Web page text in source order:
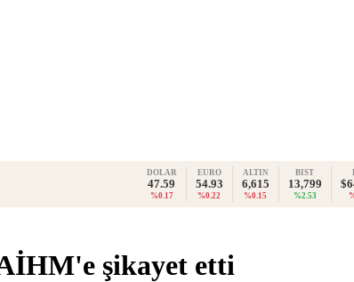
DOLAR
47.59
%0.17
EURO
54.93
%0.22
ALTIN
6,615
%0.15
BIST
13,799
%2.53
şikayet etti